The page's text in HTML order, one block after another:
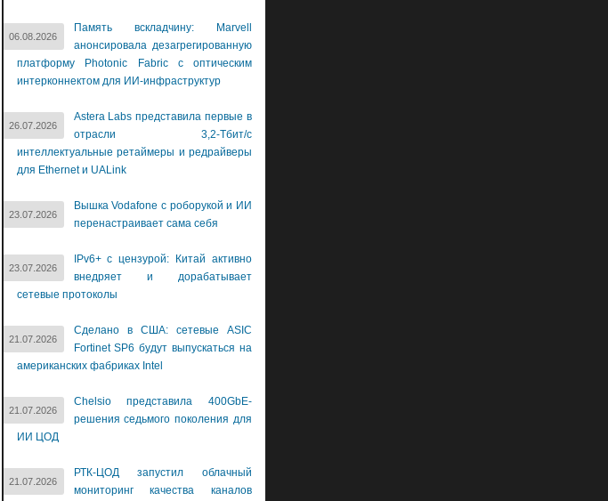
06.08.2026
Память вскладчину: Marvell
анонсировала дезагрегированную
платформу Photonic Fabric с оптическим
интерконнектом для ИИ-инфраструктур
26.07.2026
Astera Labs представила первые в
отрасли 3,2-Тбит/с
интеллектуальные ретаймеры и редрайверы
для Ethernet и UALink
23.07.2026
Вышка Vodafone с роборукой и ИИ
перенастраивает сама себя
23.07.2026
IPv6+ с цензурой: Китай активно
внедряет и дорабатывает
сетевые протоколы
21.07.2026
Сделано в США: сетевые ASIC
Fortinet SP6 будут выпускаться на
американских фабриках Intel
21.07.2026
Chelsio представила 400GbE-
решения седьмого поколения для
ИИ ЦОД
21.07.2026
РТК-ЦОД запустил облачный
мониторинг качества каналов